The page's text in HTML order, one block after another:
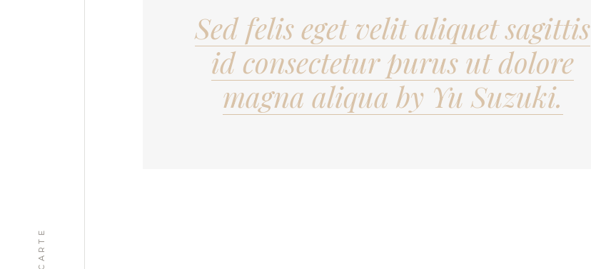
Sed felis eget velit aliquet sagittis
id consectetur purus ut dolore
magna aliqua by Yu Suzuki.